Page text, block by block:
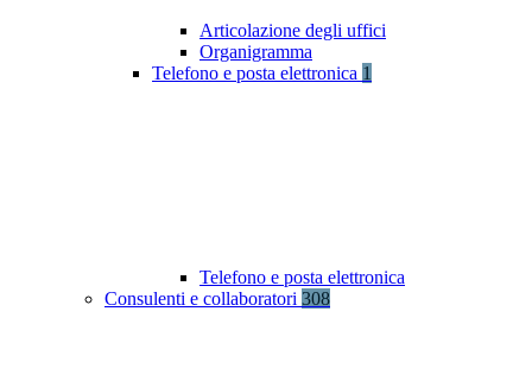
Articolazione degli uffici
Organigramma
Telefono e posta elettronica 1
Telefono e posta elettronica
Consulenti e collaboratori 308